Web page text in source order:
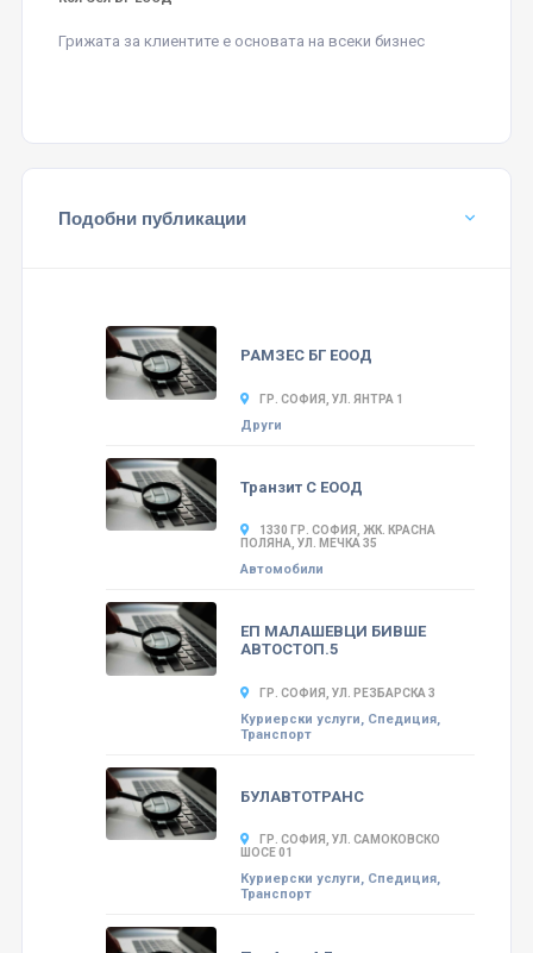
Грижата за клиентите е основата на всеки бизнес
Подобни публикации
РАМЗЕС БГ ЕООД
ГР. СОФИЯ, УЛ. ЯНТРА 1
Други
Транзит С ЕООД
1330 ГР. СОФИЯ, ЖК. КРАСНА
ПОЛЯНА, УЛ. МЕЧКА 35
Автомобили
ЕП МАЛАШЕВЦИ БИВШЕ
АВТОСТОП.5
ГР. СОФИЯ, УЛ. РЕЗБАРСКА 3
Куриерски услуги, Спедиция,
Транспорт
БУЛАВТОТРАНС
ГР. СОФИЯ, УЛ. САМОКОВСКО
ШОСЕ 01
Куриерски услуги, Спедиция,
Транспорт